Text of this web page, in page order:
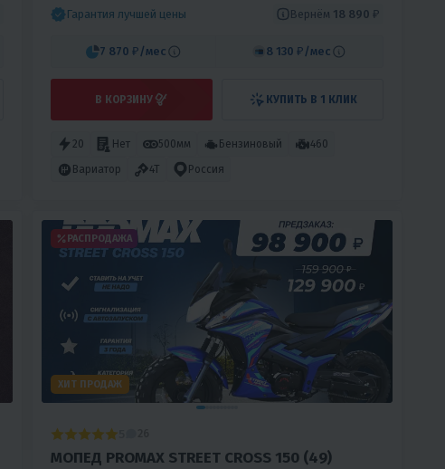
Гарантия лучшей цены Вернём 18 890 ₽
7 870 ₽ /мес 8 130 ₽ /мес
В КОРЗИНУ КУПИТЬ В 1 КЛИК
20 Нет 500мм Бензиновый
460
Вариатор
4T Россия
РАСПРОДАЖА
ХИТ ПРОДАЖ
МОПЕД PROMAX STREET CROSS 150 (49)